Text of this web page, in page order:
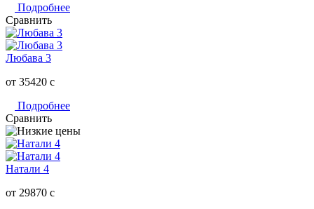
Подробнее
Сравнить
Любава 3
от 35420 c
Подробнее
Сравнить
Натали 4
от 29870 c